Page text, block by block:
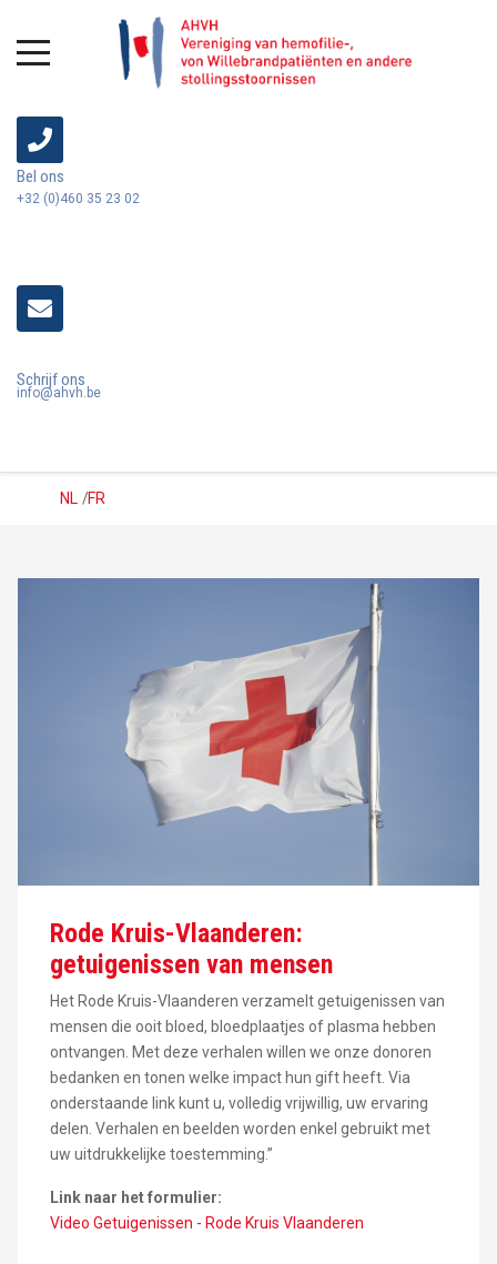
Bel ons
+32 (0)460 35 23 02
Schrijf ons
info@ahvh.be
NL FR
/
Rode Kruis-Vlaanderen:
getuigenissen van mensen
Het Rode Kruis-Vlaanderen verzamelt getuigenissen van
mensen die ooit bloed, bloedplaatjes of plasma hebben
ontvangen. Met deze verhalen willen we onze donoren
bedanken en tonen welke impact hun gift heeft. Via
onderstaande link kunt u, volledig vrijwillig, uw ervaring
delen. Verhalen en beelden worden enkel gebruikt met
uw uitdrukkelijke toestemming.”
Link naar het formulier:
Video Getuigenissen - Rode Kruis Vlaanderen